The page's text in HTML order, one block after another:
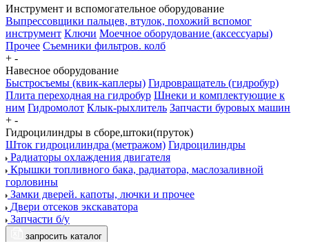
Инструмент и вспомогательное оборудование
Выпрессовщики пальцев, втулок, похожий вспомог
инструмент Ключи Моечное оборудование (аксессуары)
Прочее Съемники фильтров. колб
+ -
Навесное оборудование
Быстросъемы (квик-каплеры) Гидровращатель (гидробур)
Плита переходная на гидробур Шнеки и комплектующие к
ним Гидромолот Клык-рыхлитель Запчасти буровых машин
+ -
Гидроцилиндры в сборе,штоки(пруток)
Шток гидроцилиндра (метражом) Гидроцилиндры
Радиаторы охлаждения двигателя
Крышки топливного бака, радиатора, маслозаливной
горловины
Замки дверей. капоты, лючки и прочее
Двери отсеков экскаватора
Запчасти б/у
запросить каталог